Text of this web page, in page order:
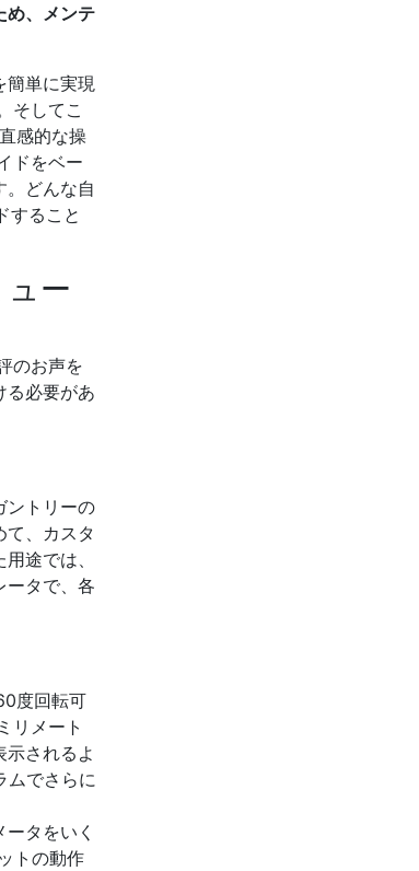
め、メンテ
簡単に実現
そしてこ
感的な操
ドをベー
。どんな自
すること
ー
のお声を
る必要があ
ントリーの
て、カスタ
途では、
ータで、各
度回転可
リメート
されるよ
ムでさらに
タをいく
トの動作